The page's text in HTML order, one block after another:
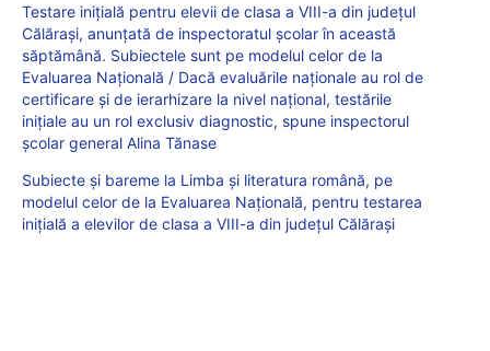
Testare iniţială pentru elevii de clasa a VIII-a din judeţul
Călăraşi, anunțată de inspectoratul școlar în această
săptămână. Subiectele sunt pe modelul celor de la
Evaluarea Națională / Dacă evaluările naționale au rol de
certificare și de ierarhizare la nivel național, testările
inițiale au un rol exclusiv diagnostic, spune inspectorul
școlar general Alina Tănase
Subiecte și bareme la Limba și literatura română, pe
modelul celor de la Evaluarea Națională, pentru testarea
inițială a elevilor de clasa a VIII-a din județul Călărași